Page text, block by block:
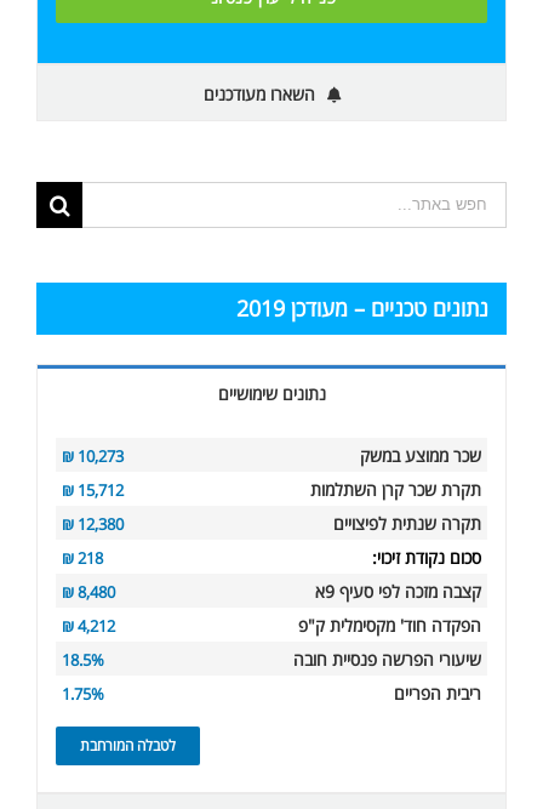
השארו מעודכנים
תוצאות
החיפוש
נתונים טכניים – מעודכן 2019
נתונים שימושיים
שכר ממוצע במשק 10,273 ₪
תקרת שכר קרן השתלמות 15,712 ₪
תקרה שנתית לפיצויים 12,380 ₪
סכום נקודת זיכוי: 218 ₪
קצבה מזכה לפי סעיף 9א 8,480 ₪
הפקדה חוד' מקסימלית ק"פ 4,212 ₪
שיעורי הפרשה פנסיית חובה 18.5%
ריבית הפריים 1.75%
לטבלה המורחבת